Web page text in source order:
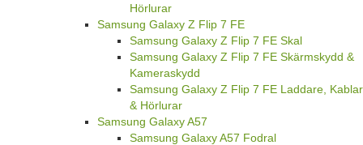
Hörlurar
Samsung Galaxy Z Flip 7 FE
Samsung Galaxy Z Flip 7 FE Skal
Samsung Galaxy Z Flip 7 FE Skärmskydd &
Kameraskydd
Samsung Galaxy Z Flip 7 FE Laddare, Kablar
& Hörlurar
Samsung Galaxy A57
Samsung Galaxy A57 Fodral